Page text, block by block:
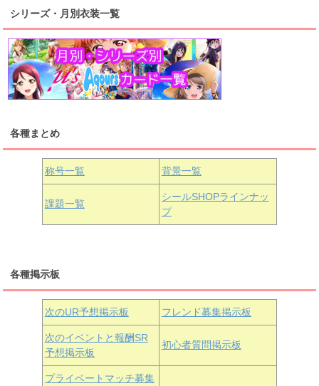
桜内梨子 高海千歌 渡辺曜
浦の星女学院1年生
津島善子 黒澤ルビィ
浦の星女学院3年生
黒澤ダイヤ
上原歩夢 宮下愛 優木せつ菜
虹ヶ咲学園1年生
中須かすみ 天王寺璃奈
朝香果林 近江彼方 エマ・ヴェルデ
シリーズ・月別衣装一覧
各種まとめ
称号一覧 背景一覧
課題一覧
シールSHOPラインナッ
プ
各種掲示板
次のUR予想掲示板 フレンド募集掲示板
次のイベントと報酬SR
予想掲示板
初心者質問掲示板
プライベートマッチ募集